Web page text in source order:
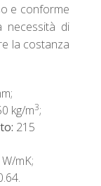
e conforme
necessità di
la costanza
kg/m3;
215
mK;